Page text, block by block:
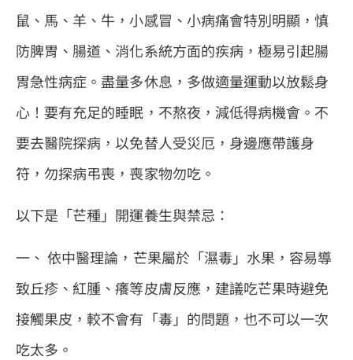
鼠、馬、羊、牛，小感冒、小病痛會特別明顯，慎
防脾胃、腸道、消化系統方面的疾病，極易引起腸
胃急性病症。盡量多休息，多做適量運動以放鬆身
心！要有充足的睡眠，不熬夜，減低得病機會。不
要去醫院探病，以免替人受災厄，身邊應帶護身
符，勿探病弔喪，喪家物勿吃。
以下是「芒種」開運養生與禁忌：
一、 依中醫理論，芒果屬於「濕毒」水果，容易導
致丘疹、紅腫、癢等皮膚反應，建議吃芒果時避免
接觸果皮，較不會有「毒」的問題，也不可以一次
吃太多。